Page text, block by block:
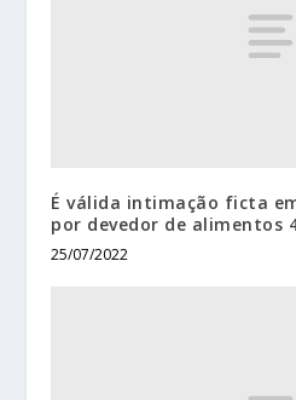
É válida intimação ficta
por devedor de alimentos
25/07/2022